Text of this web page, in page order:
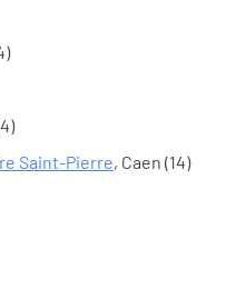
Saint-Pierre, Caen (14)